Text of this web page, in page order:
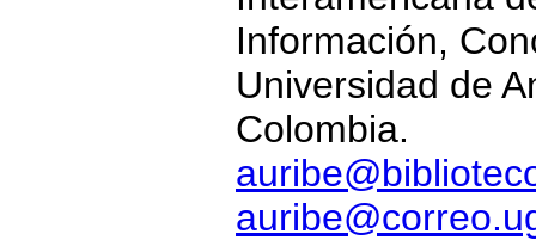
Información,
Universidad de
Colombia.